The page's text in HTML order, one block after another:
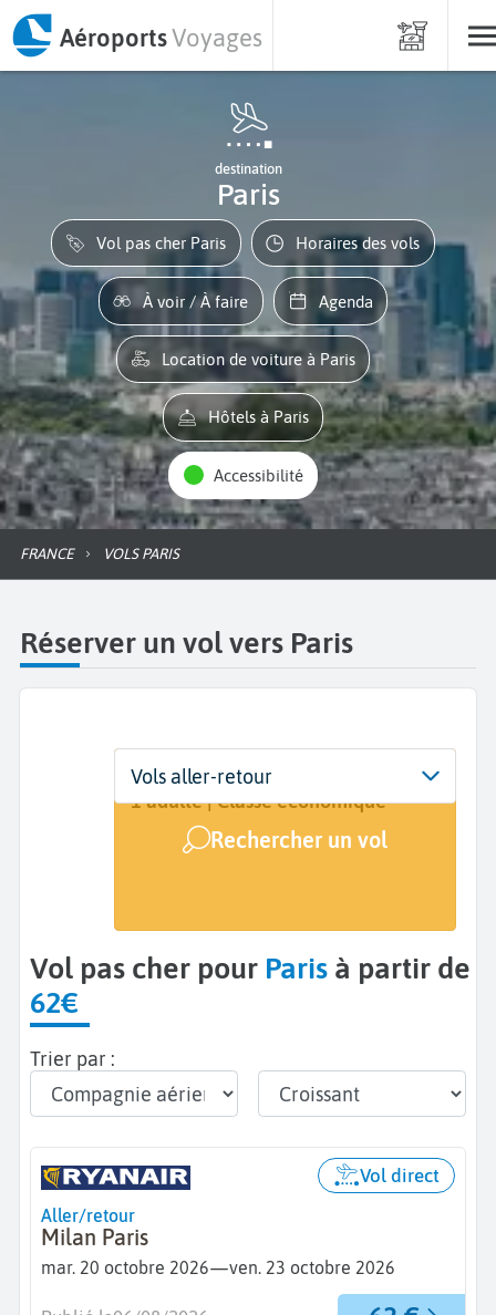
AéroportsVoyages
destination
Paris
Vol pas cher Paris Horaires des vols
À voir / À faire Agenda
Location de voiture à Paris
Hôtels à Paris
Accessibilité
FRANCE VOLS PARIS
Réserver un vol vers Paris
Départ
De...
Dates
Dates de votre voyage
Voyageurs | Classe
1 adulte | Classe économique
Rechercher un vol
Vols aller-retour
Vol pas cher pour Paris à partir de
62€
Trier par :
Aller/retour
Milan Paris
mar. 20 octobre 2026—ven. 23 octobre 2026
Vol direct